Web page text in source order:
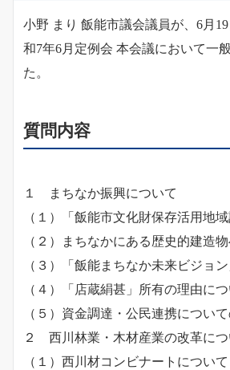
小野 まり 飯能市議会議員が、6月
和7年6月定例会 本会議において一
た。
質問内容
１ まちなか振興について
（１）「飯能市文化財保存活用地
（２）まちなかにある歴史的建造
（３）「飯能まちなか未来ビジョ
（４）「店蔵絹甚」所有の理由に
（５）資金調達・公民連携につい
２ 西川林業・木材産業の改革につ
（１）西川材コンビナートについて